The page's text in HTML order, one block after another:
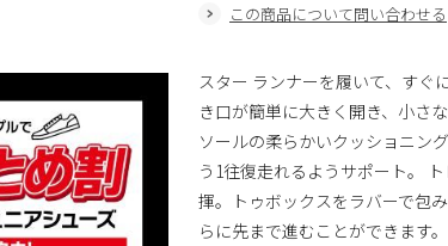
この商品について問い合わせる
スター ランナーを履いて、すぐ
き口が簡単に大きく開き、小さ
ソールの柔らかいクッショニン
う1往復走れるようサポート。
揮。トゥボックスをラバーで包
らに先まで進むことができます。